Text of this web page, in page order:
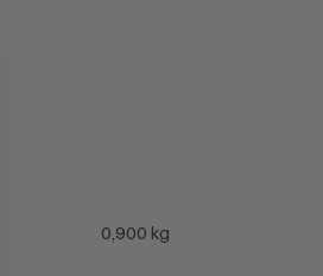
0,900 kg